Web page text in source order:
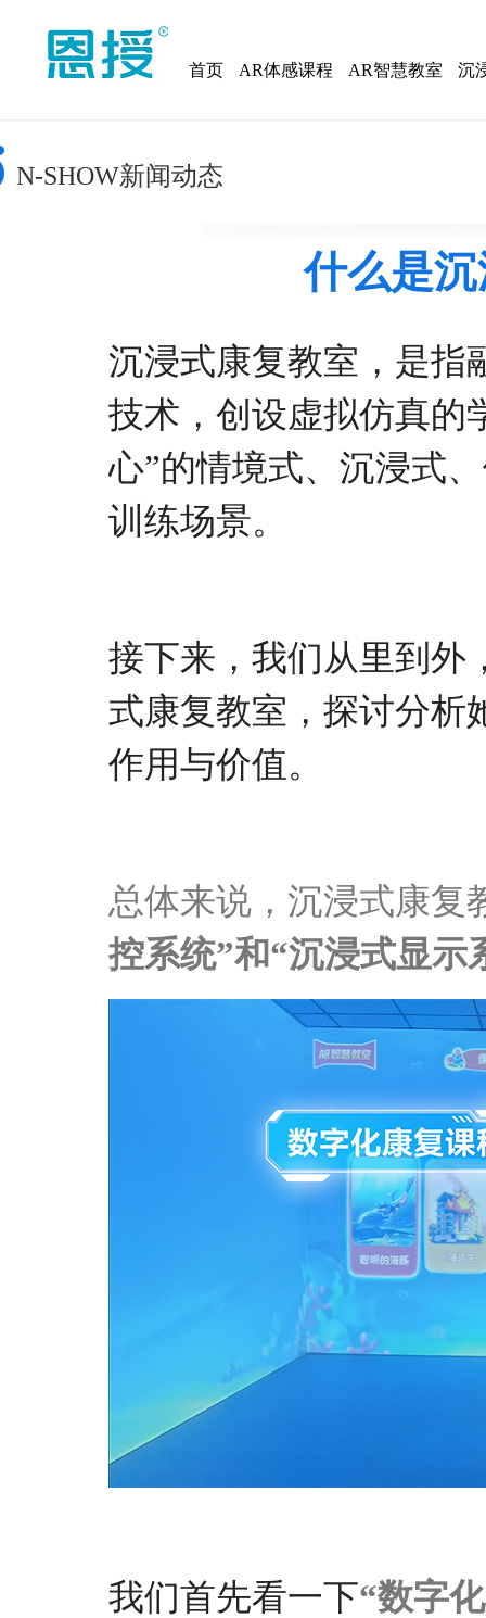
首页 AR体感课程 AR智慧教室 沉
N-SHOW新闻动态
什么是
沉浸式康复教室 ， 是指
技术， 创设虚拟仿真的
心”的情境式、沉浸式
训练场景。
接下来，我们从里到外
式康复教室，探讨分析
作用与价值。
总体来说， 沉浸式康复
控系统”和“沉浸式显示
我们首先看一下“数字